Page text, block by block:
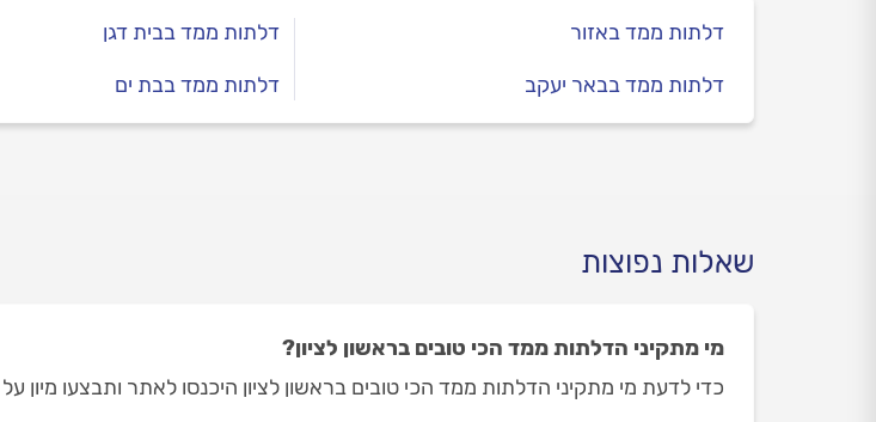
דלתות ממד באזור
דלתות ממד בבאר יעקב
דלתות ממד בבית דגן
דלתות ממד בבת ים
שאלות נפוצות
מי מתקיני הדלתות ממד הכי טובים בראשון לציון?
כדי לדעת מי מתקיני הדלתות ממד הכי טובים בראשון לציון היכנסו לאתר ותבצעו מיון